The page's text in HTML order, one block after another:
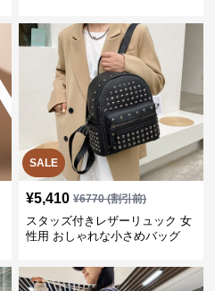
SALE
¥5,410 ¥6770(割引前)
スタッズ付きレザーリュック 女
性用 おしゃれな小さめバッグ